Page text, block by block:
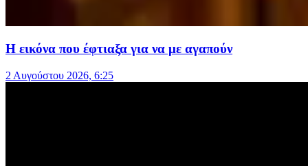
Η εικόνα που έφτιαξα για να με αγαπούν
2 Αυγούστου 2026, 6:25